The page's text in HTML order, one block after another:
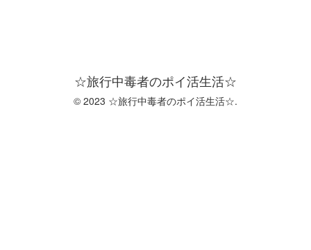
☆旅行中毒者のポイ活生活☆
© 2023 ☆旅行中毒者のポイ活生活☆.